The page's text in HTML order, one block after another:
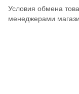
Условия обмена
менеджерами